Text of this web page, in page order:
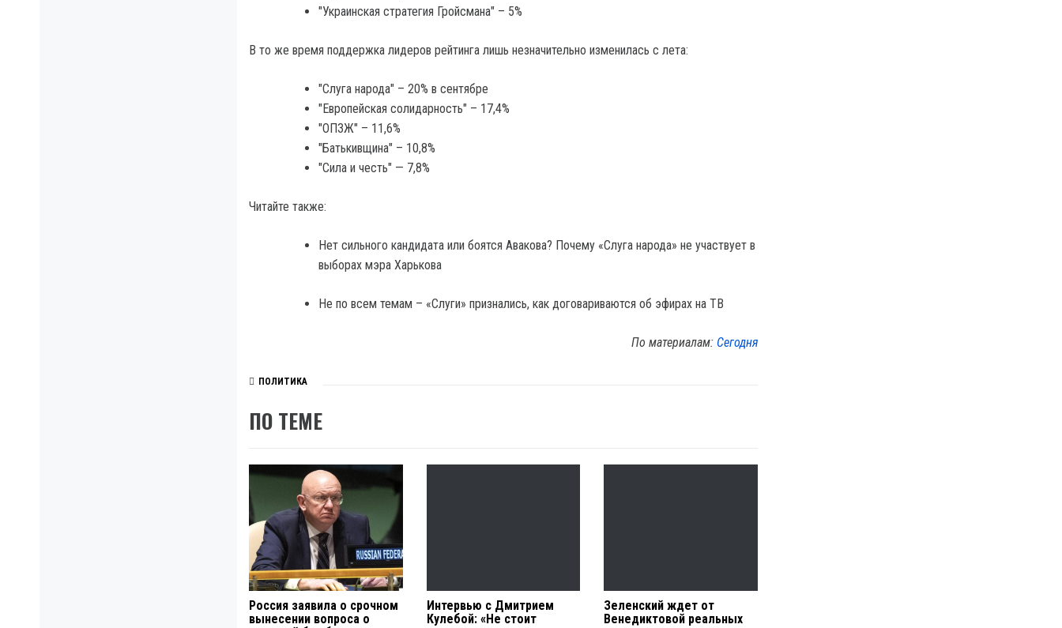
"Украинская стратегия Гройсмана" – 5%
В то же время поддержка лидеров рейтинга лишь незначительно изменилась с лета:
"Слуга народа" – 20% в сентябре
"Европейская солидарность" – 17,4%
"ОПЗЖ" – 11,6%
"Батькивщина" – 10,8%
"Сила и честь" — 7,8%
Читайте также:
Нет сильного кандидата или боятся Авакова? Почему «Слуга народа» не участвует в
выборах мэра Харькова
Не по всем темам – «Слуги» признались, как договариваются об эфирах на ТВ
По материалам: Сегодня
ПОЛИТИКА
ПО ТЕМЕ
Россия заявила о срочном
вынесении вопроса о
Интервью с Дмитрием
Кулебой: «Не стоит
Зеленский ждет от
Венедиктовой реальных